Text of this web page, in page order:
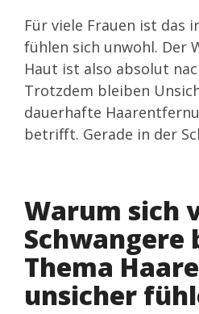
Für viele Frauen ist das
fühlen sich unwohl. Der
Haut ist also absolut
Trotzdem bleiben
dauerhafte
betrifft. Gerade in der
Warum sich
Schwangere
Thema
unsicher